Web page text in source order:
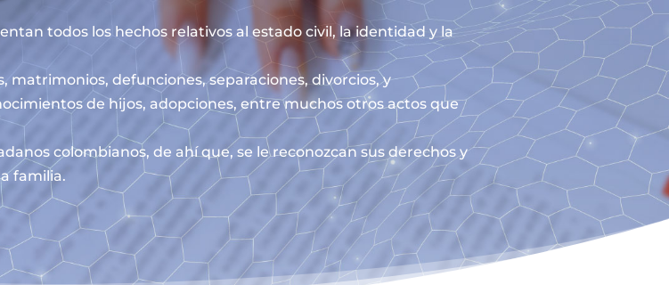
todos los hechos relativos al estado civil, la identidad y la
matrimonios, defunciones, separaciones, divorcios, y
de hijos, adopciones, entre muchos otros actos que
colombianos, de ahí que, se le reconozcan sus derechos y
familia.